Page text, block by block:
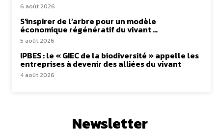
6 août 2026
S’inspirer de l’arbre pour un modèle
économique régénératif du vivant …
5 août 2026
IPBES : le « GIEC de la biodiversité » appelle les
entreprises à devenir des alliées du vivant
4 août 2026
Newsletter